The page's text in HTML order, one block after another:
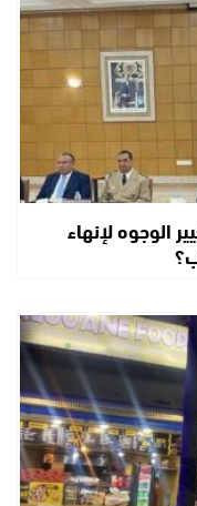
الوجوه لإنهاء